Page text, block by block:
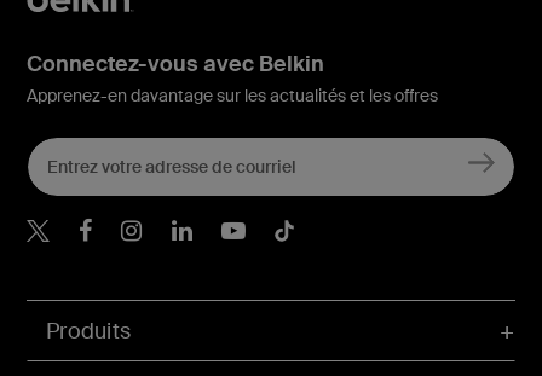
Produits
Connectez-vous avec Belkin
Apprenez-en davantage sur les actualités et les offres
Belkin Twitter
Belkin Facebook
Belkin Instagram
Belkin LinkedIn
Belkin Youtube
Belkin TikTok